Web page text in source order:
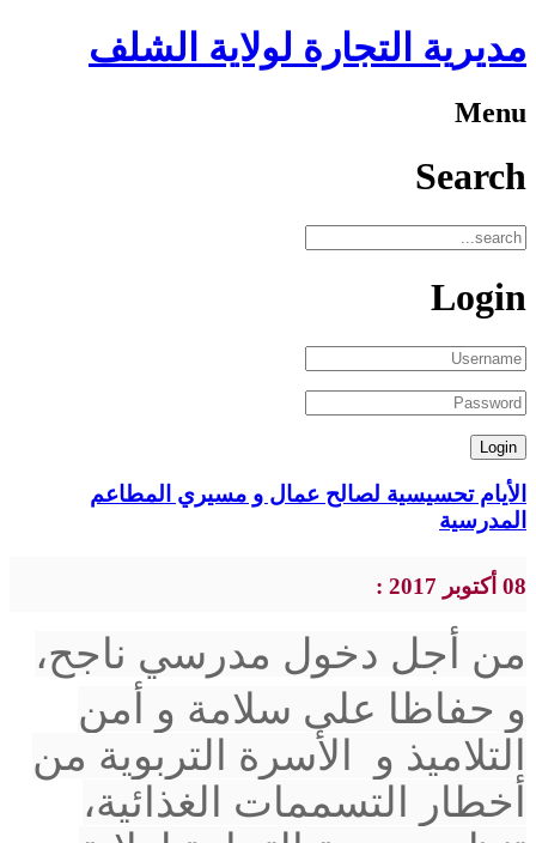
مديرية التجارة لولاية الشلف
Menu
Search
Login
الأيام تحسيسية لصالح عمال و مسيري المطاعم
المدرسية
08 أكتوبر 2017 :
من
أجل دخول مدرسي ناجح،
و حفاظا على سلامة و أمن
التلاميذ و الأسرة التربوية من
أخطار التسممات الغذائية،